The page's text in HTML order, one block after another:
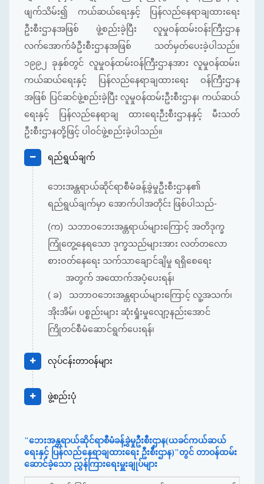
ဖျက်သိမ်း၍ ကယ်ဆယ်ရေးနှင့် ပြန်လည်နေရာချထားရေး
ဦးစီးဌာနအဖြစ် ဖွဲ့စည်းခဲ့ပြီး လူမှုဝန်ထမ်းဝန်းကြီးဌာန
လက်အောက်ခံဦးစီးဌာနအဖြစ် သတ်မှတ်ပေးခဲ့ပါသည်။
၁၉၉၂ ခုနှစ်တွင် လူမှုဝန်ထမ်းဝန်ကြီးဌာနအား လူမှုဝန်ထမ်း၊
ကယ်ဆယ်ရေးနှင့် ပြန်လည်နေရာချထားရေး ဝန်ကြီးဌာန
အဖြစ် ပြင်ဆင်ဖွဲ့စည်းခဲ့ပြီး လူမှုဝန်ထမ်းဦးစီးဌာန၊ ကယ်ဆယ်
ရေးနှင့် ပြန်လည်နေရာချ ထားရေးဉီးစီးဌာနနှင့် မီးသတ်
ဦးစီးဌာနတို့ဖြင့် ပါဝင်ဖွဲ့စည်းခဲ့ပါသည်။
ရည်ရွယ်ချက်
ဘေးအန္တရာယ်ဆိုင်ရာစီမံခန့်ခွဲမှုဦးစီးဌာန၏
ရည်ရွယ်ချက်မှာ အောက်ပါအတိုင်း ဖြစ်ပါသည်-
(က) သဘာဝဘေးအန္တရာယ်များကြောင့် အတိဒုက္ခ
ကြုံတွေ့နေရသော ဒုက္ခသည်များအား လတ်တလော
စားဝတ်နေရေး သက်သာချောင်ချိမှု ရရှိစေရေး
အတွက် အထောက်အပံ့ပေးရန်၊
( ခ) သဘာဝဘေးအန္တရာယ်များကြောင့် လူ့အသက်၊
အိုးအိမ်၊ ပစ္စည်းများ ဆုံးရှုံးမှုလျော့နည်းအောင်
ကြိုတင်စီမံဆောင်ရွက်ပေးရန်၊
လုပ်ငန်းတာဝန်များ
ဖွဲ့စည်းပုံ
"ဘေးအန္တရာယ်ဆိုင်ရာစီမံခန့်ခွဲမှုဦးစီးဌာန(ယခင်ကယ်ဆယ်
ရေးနှင့် ပြန်လည်နေရာချထားရေး ဦးစီးဌာန)"တွင် တာဝန်ထမ်း
ဆောင်ခဲ့သော ညွှန်ကြားရေးမှူးချုပ်များ